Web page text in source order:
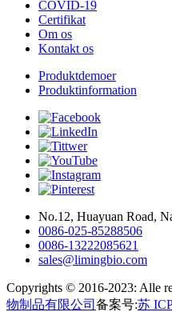
COVID-19
Certifikat
Om os
Kontakt os
Produktdemoer
Produktinformation
No.12, Huayuan Road,
0086-025-85288506
0086-13222085621
sales@limingbio.com
Copyrights © 2016-2023: Alle
物制品有限公司 备案号:苏